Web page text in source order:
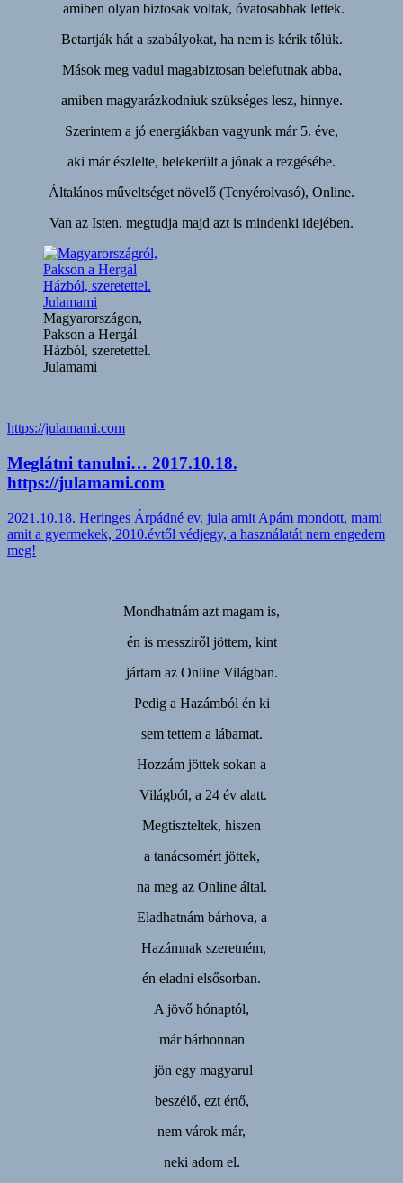
amiben olyan biztosak voltak, óvatosabbak lettek.
Betartják hát a szabályokat, ha nem is kérik tőlük.
Mások meg vadul magabiztosan belefutnak abba,
amiben magyarázkodniuk szükséges lesz, hinnye.
Szerintem a jó energiákban vagyunk már 5. éve,
aki már észlelte, belekerült a jónak a rezgésébe.
Általános műveltséget növelő (Tenyérolvasó), Online.
Van az Isten, megtudja majd azt is mindenki idejében.
Magyarországon,
Pakson a Hergál
Házból, szeretettel.
Julamami
https://julamami.com
Meglátni tanulni… 2017.10.18.
https://julamami.com
2021.10.18. Heringes Árpádné ev. jula amit Apám mondott, mami
amit a gyermekek, 2010.évtől védjegy, a használatát nem engedem
meg!
Mondhatnám azt magam is,
én is messziről jöttem, kint
jártam az Online Világban.
Pedig a Hazámból én ki
sem tettem a lábamat.
Hozzám jöttek sokan a
Világból, a 24 év alatt.
Megtiszteltek, hiszen
a tanácsomért jöttek,
na meg az Online által.
Eladhatnám bárhova, a
Hazámnak szeretném,
én eladni elsősorban.
A jövő hónaptól,
már bárhonnan
jön egy magyarul
beszélő, ezt értő,
nem várok már,
neki adom el.